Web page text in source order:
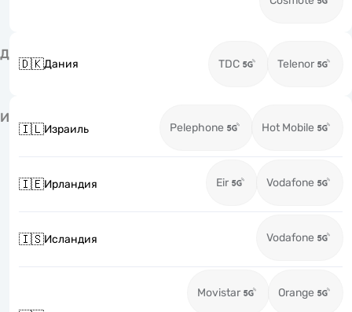
Д
🇩🇰Дания TDC Telenor
И
🇮🇱Израиль Pelephone Hot Mobile
🇮🇪Ирландия Eir Vodafone
🇮🇸Исландия Vodafone
Movistar Orange